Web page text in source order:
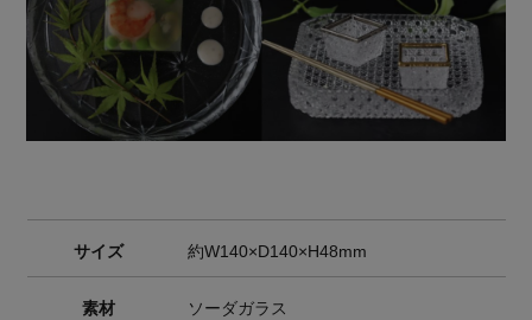
サイズ 約W140×D140×H48mm
素材 ソーダガラス